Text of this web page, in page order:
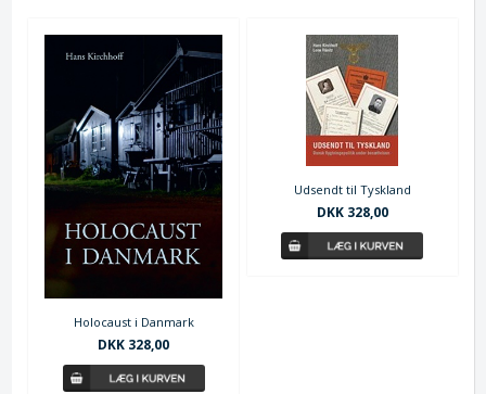
Holocaust i Danmark
DKK 328,00
Udsendt til Tyskland
DKK 328,00